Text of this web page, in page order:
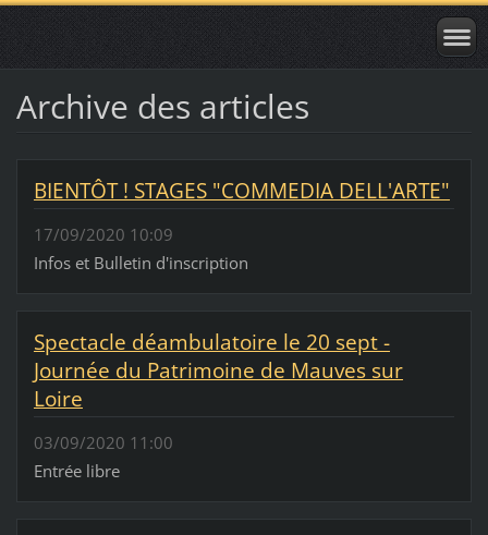
Archive des articles
BIENTÔT ! STAGES "COMMEDIA DELL'ARTE"
17/09/2020 10:09
Infos et Bulletin d'inscription
Spectacle déambulatoire le 20 sept -
Journée du Patrimoine de Mauves sur
Loire
03/09/2020 11:00
Entrée libre